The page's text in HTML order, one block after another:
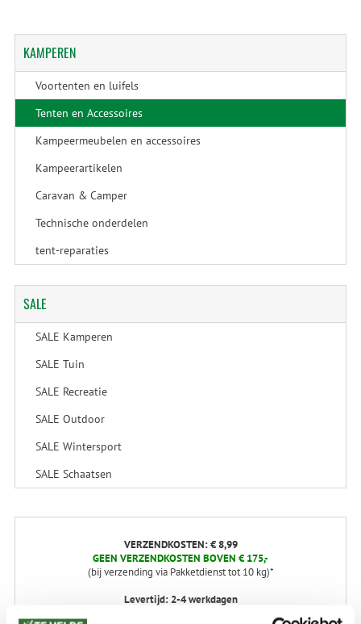
KAMPEREN
Voortenten en luifels
Tenten en Accessoires
Kampeermeubelen en accessoires
Kampeerartikelen
Caravan & Camper
Technische onderdelen
tent-reparaties
SALE
SALE Kamperen
SALE Tuin
SALE Recreatie
SALE Outdoor
SALE Wintersport
SALE Schaatsen
VERZENDKOSTEN: € 8,99
GEEN VERZENDKOSTEN BOVEN € 175,-
(bij verzending via Pakketdienst tot 10 kg)*
Levertijd: 2-4 werkdagen